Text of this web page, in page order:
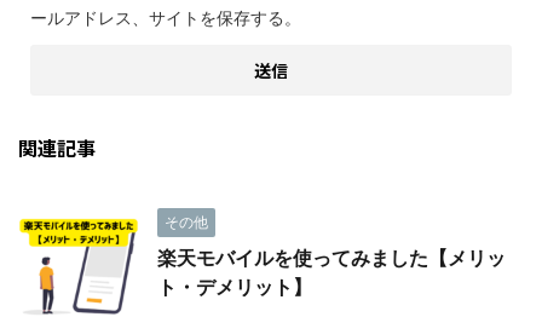
ールアドレス、サイトを保存する。
関連記事
その他
楽天モバイルを使ってみました【メリッ
ト・デメリット】